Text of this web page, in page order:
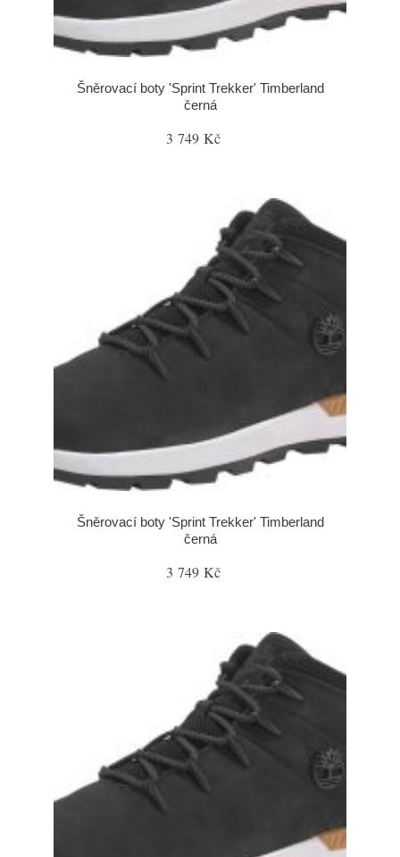
Šněrovací boty 'Sprint Trekker' Timberland
černá
3 749 Kč
Šněrovací boty 'Sprint Trekker' Timberland
černá
3 749 Kč